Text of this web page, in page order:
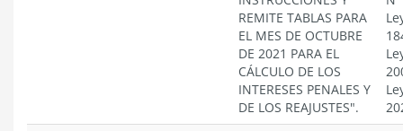
REMITE TABLAS PARA
EL MES DE OCTUBRE
DE 2021 PARA EL
CÁLCULO DE LOS
INTERESES PENALES Y
DE LOS REAJUSTES".